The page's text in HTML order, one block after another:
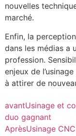
nouvelles
marché.
Enfin, la perception
dans les médias a
profession.
enjeux de
à attirer de
avantUsinage et
duo gagnant
AprèsUsinage